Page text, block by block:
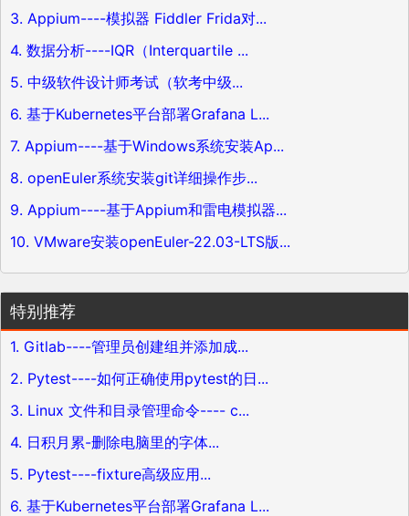
3. Appium----模拟器 Fiddler Frida对...
4. 数据分析----IQR（Interquartile ...
5. 中级软件设计师考试（软考中级...
6. 基于Kubernetes平台部署Grafana L...
7. Appium----基于Windows系统安装Ap...
8. openEuler系统安装git详细操作步...
9. Appium----基于Appium和雷电模拟器...
10. VMware安装openEuler-22.03-LTS版...
特别推荐
1. Gitlab----管理员创建组并添加成...
2. Pytest----如何正确使用pytest的日...
3. Linux 文件和目录管理命令---- c...
4. 日积月累-删除电脑里的字体...
5. Pytest----fixture高级应用...
6. 基于Kubernetes平台部署Grafana L...